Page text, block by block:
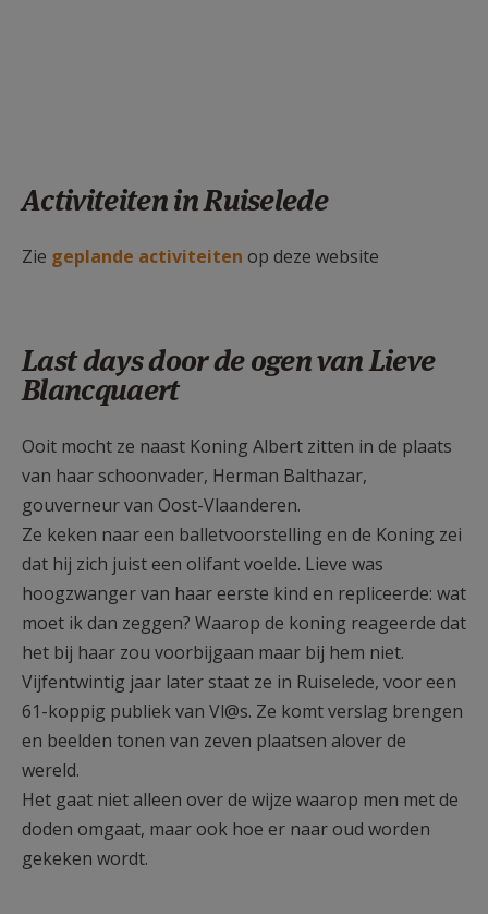
Activiteiten in Ruiselede
Zie geplande activiteiten op deze website
Last days door de ogen van Lieve
Blancquaert
Ooit mocht ze naast Koning Albert zitten in de plaats
van haar schoonvader, Herman Balthazar,
gouverneur van Oost-Vlaanderen.
Ze keken naar een balletvoorstelling en de Koning zei
dat hij zich juist een olifant voelde. Lieve was
hoogzwanger van haar eerste kind en repliceerde: wat
moet ik dan zeggen? Waarop de koning reageerde dat
het bij haar zou voorbijgaan maar bij hem niet.
Vijfentwintig jaar later staat ze in Ruiselede, voor een
61-koppig publiek van Vl@s. Ze komt verslag brengen
en beelden tonen van zeven plaatsen alover de
wereld.
Het gaat niet alleen over de wijze waarop men met de
doden omgaat, maar ook hoe er naar oud worden
gekeken wordt.